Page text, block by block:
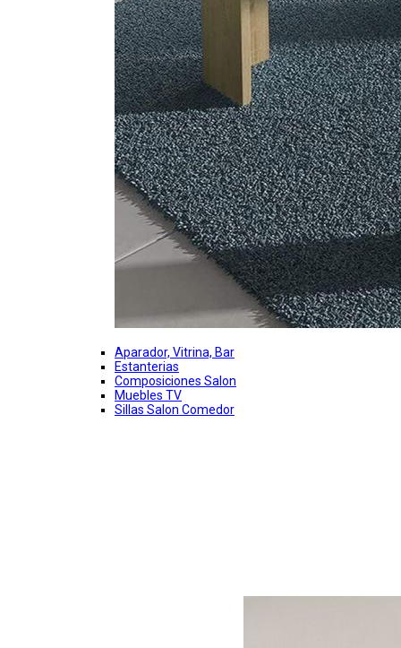
Aparador, Vitrina, Bar
Estanterias
Composiciones Salon
Muebles TV
Sillas Salon Comedor